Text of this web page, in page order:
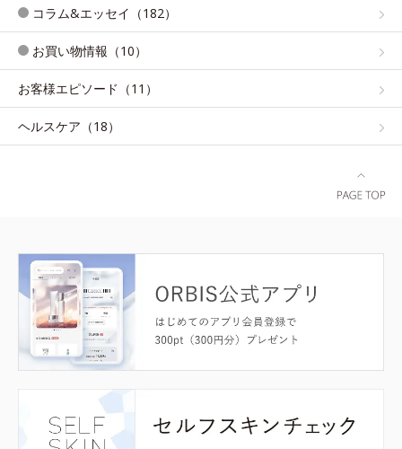
コラム&エッセイ（182）
お買い物情報（10）
お客様エピソード（11）
ヘルスケア（18）